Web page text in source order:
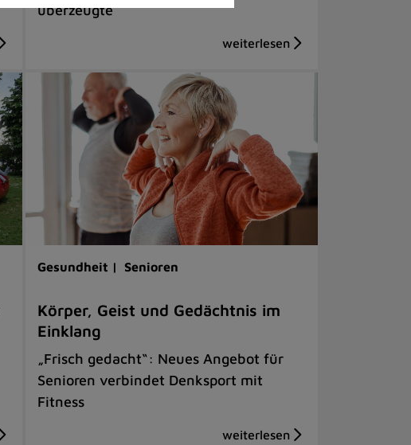
überzeugte
Gesundheit | Senioren
Körper, Geist und Gedächtnis im
Einklang
„Frisch gedacht“: Neues Angebot für
Senioren verbindet Denksport mit
Fitness